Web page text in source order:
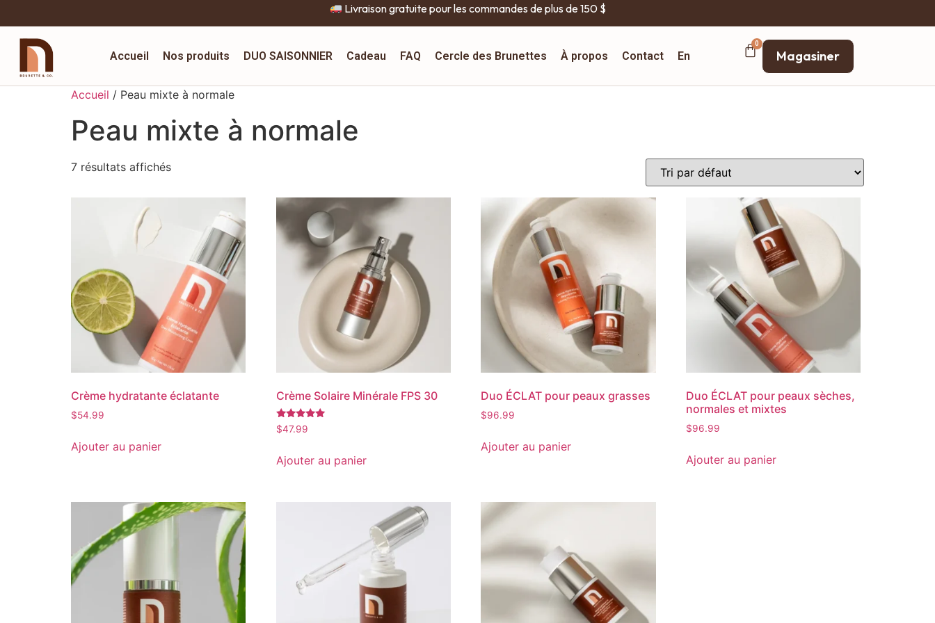
Livraison gratuite pour les commandes de plus de 150 $
Accueil Nos produits DUO SAISONNIER Cadeau FAQ Cercle des Brunettes À propos Contact En Magasiner
Accueil / Peau mixte à normale
Peau mixte à normale
7 résultats affichés
Crème hydratante éclatante
$54.99
Ajouter au panier
Crème Solaire Minérale FPS 30
Note
4.88
$47.99
Ajouter au panier
Duo ÉCLAT pour peaux grasses
$96.99
Ajouter au panier
Duo ÉCLAT pour peaux sèches,
normales et mixtes
$96.99
Ajouter au panier